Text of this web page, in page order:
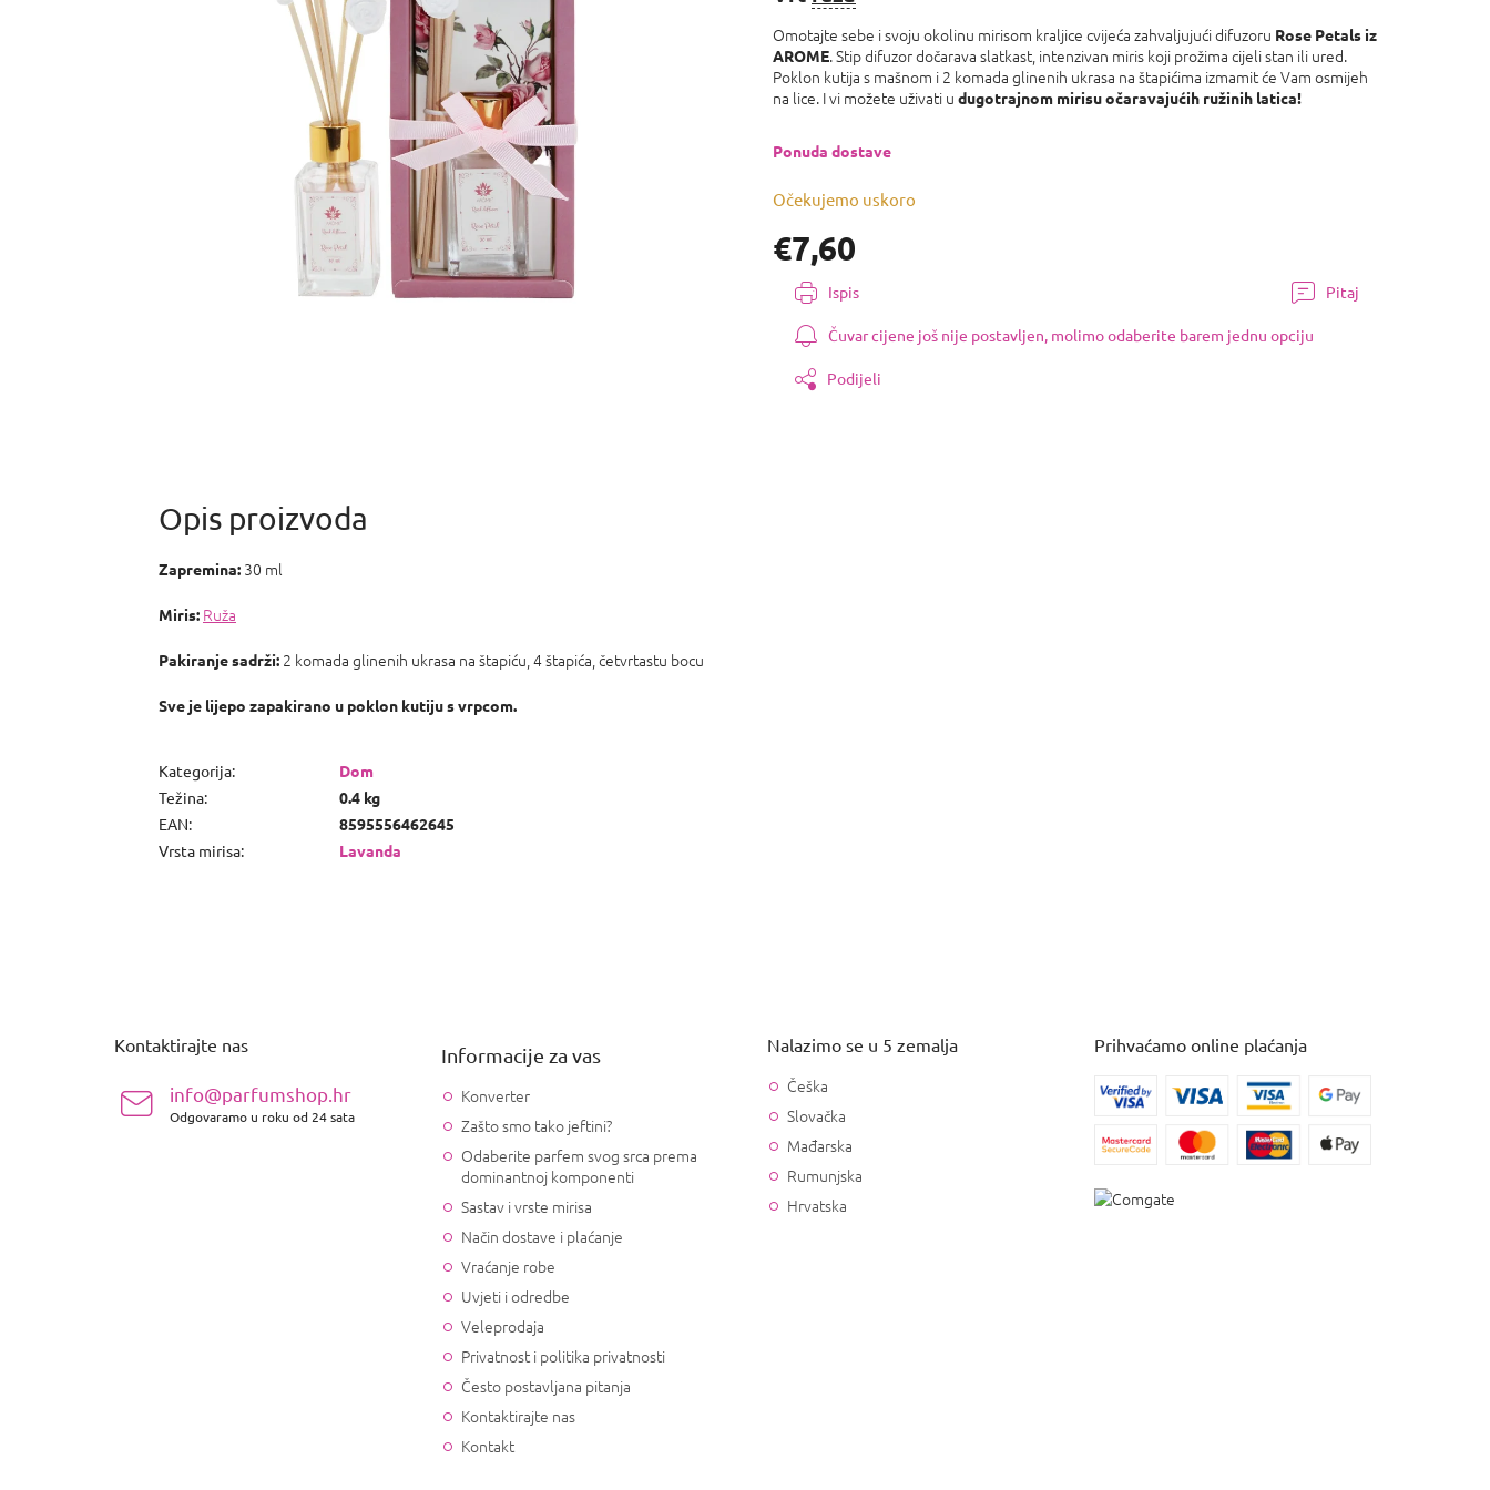
od
5
zvjezdica.
€7,60
Izmjeri
cijenu:
Očekujemo uskoro
Ponuda dostave
Omotajte sebe i svoju okolinu mirisom kraljice cvijeća zahvaljujući difuzoru Rose Petals iz
AROME. Stip difuzor dočarava slatkast, intenzivan miris koji prožima cijeli stan ili ured.
Poklon kutija s mašnom i 2 komada glinenih ukrasa na štapićima izmamit će Vam osmijeh
na lice. I vi možete uživati ​​u dugotrajnom mirisu očaravajućih ružinih latica!
Ispis Pitaj
Čuvar cijene još nije postavljen, molimo odaberite barem jednu opciju
Podijeli
Zapremina: 30 ml
Miris: Ruža
Pakiranje sadrži: 2 komada glinenih ukrasa na štapiću, 4 štapića, četvrtastu bocu
Sve je lijepo zapakirano u poklon kutiju s vrpcom.
Kategorija:
Dom
Težina:
0.4 kg
EAN:
8595556462645
Vrsta mirisa: Lavanda
Kontaktirajte nas
info@parfumshop.hr
Odgovaramo u roku od 24 sata
Informacije za vas
Konverter
Zašto smo tako jeftini?
Odaberite parfem svog srca prema
dominantnoj komponenti
Sastav i vrste mirisa
Način dostave i plaćanje
Vraćanje robe
Uvjeti i odredbe
Veleprodaja
Privatnost i politika privatnosti
Često postavljana pitanja
Kontaktirajte nas
Kontakt
Nalazimo se u 5 zemalja
Češka
Slovačka
Mađarska
Rumunjska
Hrvatska
Prihvaćamo online plaćanja